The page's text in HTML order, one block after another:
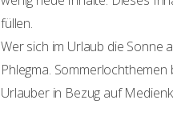
füllen.
Wer sich im Urlaub die Sonne
Phlegma.
Urlauber in Bezug auf